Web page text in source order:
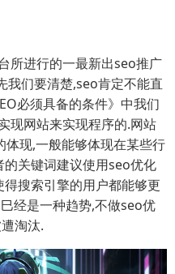
所进行的一最新出seo推广
我们要清楚,seo肯定不能直
必须具备的条件》中我们
现网站来实现程序的.网站
现,一般能够体现在某些行
关键词建议使用seo优化
搜索引擎的用户都能够更
经是一种趋势,不做seo优
淘汰.